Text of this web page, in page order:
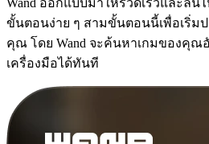
ขั้นตอนง่าย ๆ สามขั้นตอนนี้เพื่อเริ่ม
คุณ โดย Wand จะค้นหาเกมของคุ
เครื่องมือได้ทันที